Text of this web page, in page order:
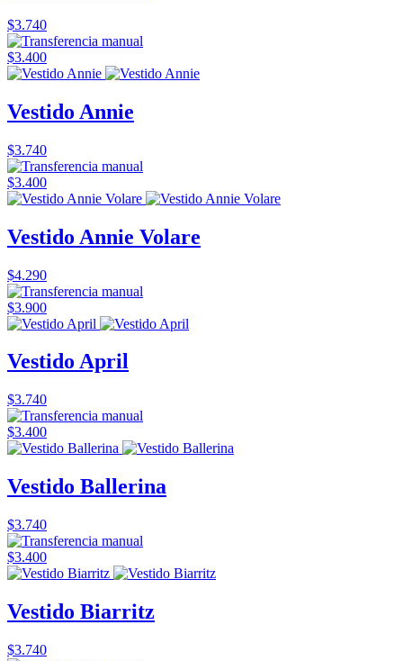
$3.740
$3.400
Vestido Annie
$3.740
$3.400
Vestido Annie Volare
$4.290
$3.900
Vestido April
$3.740
$3.400
Vestido Ballerina
$3.740
$3.400
Vestido Biarritz
$3.740